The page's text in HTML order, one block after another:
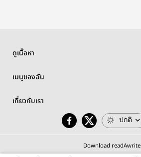
ดูเนื้อหา
เมนูของฉัน
เกี่ยวกับเรา
ปกติ
Download readAwrite